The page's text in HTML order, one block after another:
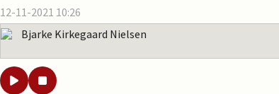
12-11-2021 10:26
Bjarke Kirkegaard Nielsen